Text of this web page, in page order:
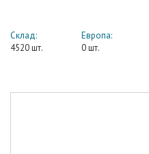
Склад:
4520 шт.
Европа:
0 шт.